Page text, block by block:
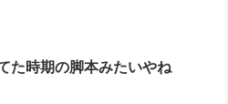
た時期の脚本みたいやね